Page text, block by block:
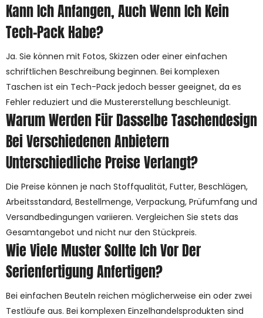
Kann Ich Anfangen, Auch Wenn Ich Kein
Tech-Pack Habe?
Ja. Sie können mit Fotos, Skizzen oder einer einfachen
schriftlichen Beschreibung beginnen. Bei komplexen
Taschen ist ein Tech-Pack jedoch besser geeignet, da es
Fehler reduziert und die Mustererstellung beschleunigt.
Warum Werden Für Dasselbe Taschendesign
Bei Verschiedenen Anbietern
Unterschiedliche Preise Verlangt?
Die Preise können je nach Stoffqualität, Futter, Beschlägen,
Arbeitsstandard, Bestellmenge, Verpackung, Prüfumfang und
Versandbedingungen variieren. Vergleichen Sie stets das
Gesamtangebot und nicht nur den Stückpreis.
Wie Viele Muster Sollte Ich Vor Der
Serienfertigung Anfertigen?
Bei einfachen Beuteln reichen möglicherweise ein oder zwei
Testläufe aus. Bei komplexen Einzelhandelsprodukten sind